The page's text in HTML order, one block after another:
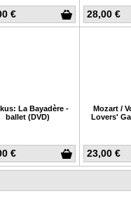
€ 28,00 €
€
La Bayadère -
ballet (DVD)
23,00 €
Mozart /
Lovers'